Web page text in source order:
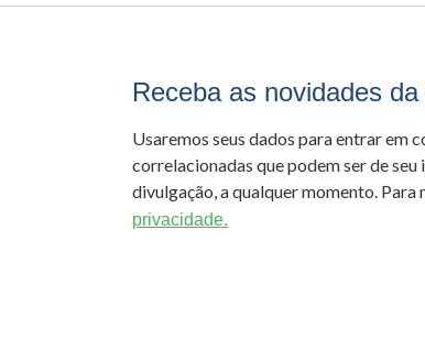
Receba as novidades
Usaremos seus dados para entrar em
correlacionadas que podem ser de
divulgação, a qualquer momento. Para
privacidade.